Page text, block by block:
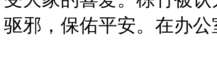
驱邪，保佑平安。在办